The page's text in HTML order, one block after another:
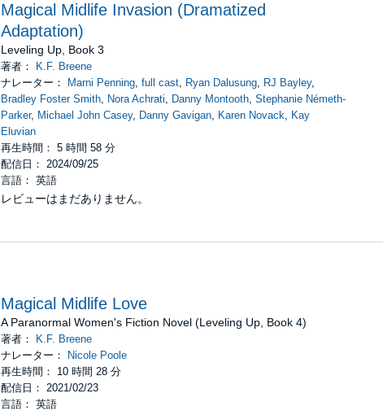
Magical Midlife Invasion (Dramatized
Adaptation)
Leveling Up, Book 3
著者：
K.F. Breene
ナレーター：
Marni Penning, full cast, Ryan Dalusung, RJ Bayley,
Bradley Foster Smith, Nora Achrati, Danny Montooth, Stephanie Németh-
Parker, Michael John Casey, Danny Gavigan, Karen Novack, Kay
Eluvian
再生時間： 5 時間 58 分
配信日： 2024/09/25
言語： 英語
レビューはまだありません。
Magical Midlife Love
A Paranormal Women's Fiction Novel (Leveling Up, Book 4)
著者：
K.F. Breene
ナレーター：
Nicole Poole
再生時間： 10 時間 28 分
配信日： 2021/02/23
言語： 英語